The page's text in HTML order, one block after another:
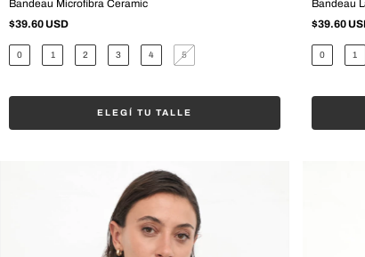
Bandeau Microfibra Ceramic
$39.60 USD
0 1 2 3 4 5
ELEGÍ TU TALLE
Bandeau
$39.60
0 1